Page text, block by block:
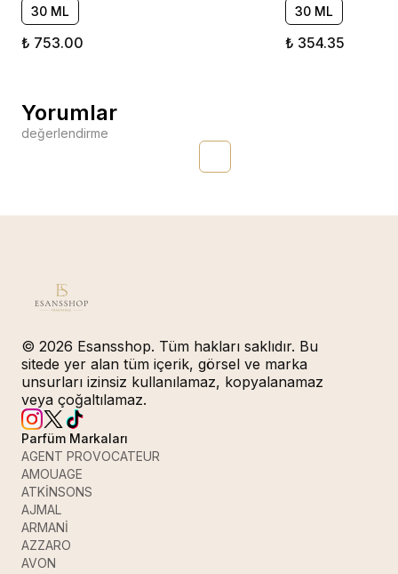
30 ML
₺ 753.00
30 ML
₺ 354.35
Yorumlar
değerlendirme
© 2026 Esansshop. Tüm hakları saklıdır. Bu
sitede yer alan tüm içerik, görsel ve marka
unsurları izinsiz kullanılamaz, kopyalanamaz
veya çoğaltılamaz.
Parfüm Markaları
AGENT PROVOCATEUR
AMOUAGE
ATKİNSONS
AJMAL
ARMANİ
AZZARO
AVON